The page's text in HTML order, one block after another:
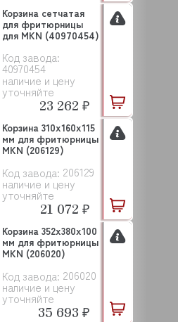
Код завода:
40970454
наличие и цену
уточняйте
Корзина сетчатая
для фритюрницы
для MKN (40970454)
23 262 ₽
Код завода: 206129
наличие и цену
уточняйте
Корзина 310х160х115
мм для фритюрницы
MKN (206129)
21 072 ₽
Код завода: 206020
наличие и цену
уточняйте
Корзина 352x380x100
мм для фритюрницы
MKN (206020)
35 693 ₽